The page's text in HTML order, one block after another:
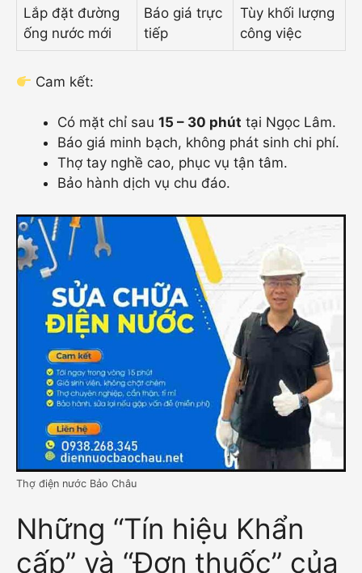
Lắp đặt đường
ống nước mới
Báo giá trực
tiếp
Tùy khối lượng
công việc
Cam kết:
Có mặt chỉ sau 15 – 30 phút tại Ngọc Lâm.
Báo giá minh bạch, không phát sinh chi phí.
Thợ tay nghề cao, phục vụ tận tâm.
Bảo hành dịch vụ chu đáo.
Thợ điện nước Bảo Châu
Những “Tín hiệu Khẩn
cấp” và “Đơn thuốc” của